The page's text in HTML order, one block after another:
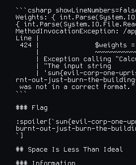
```csharp
Weights: {
{
MethodInvocationException: /
Line |
424 |              $weights =
|
| Exception calling
     | "The input string
| 'sun{evil-corp-one-
rnt-out-just-burn-the-building-
was not in a correct format."
```
### Flag
:spoiler[`sun{evil-corp-one-
burnt-out-just-burn-the-
`]
## Space Is Less Than Ideal
### Information